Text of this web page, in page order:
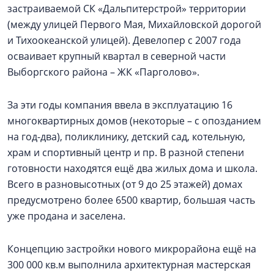
застраиваемой СК «Дальпитерстрой» территории
(между улицей Первого Мая, Михайловской дорогой
и Тихоокеанской улицей). Девелопер с 2007 года
осваивает крупный квартал в северной части
Выборгского района – ЖК «Парголово».
За эти годы компания ввела в эксплуатацию 16
многоквартирных домов (некоторые – с опозданием
на год-два), поликлинику, детский сад, котельную,
храм и спортивный центр и пр. В разной степени
готовности находятся ещё два жилых дома и школа.
Всего в разновысотных (от 9 до 25 этажей) домах
предусмотрено более 6500 квартир, большая часть
уже продана и заселена.
Концепцию застройки нового микрорайона ещё на
300 000 кв.м выполнила архитектурная мастерская